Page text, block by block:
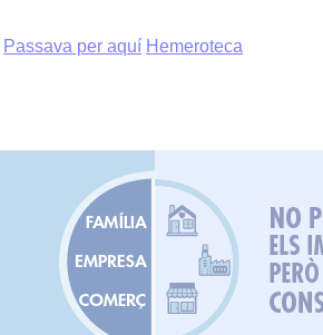
Passava per aquí Hemeroteca